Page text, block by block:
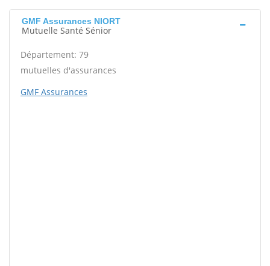
GMF Assurances NIORT
Mutuelle Santé Sénior
Département: 79
mutuelles d'assurances
GMF Assurances